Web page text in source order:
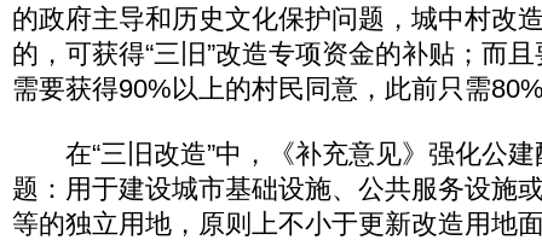
的政府主导和历史文化保护问题，城中村改
的，可获得“三旧”改造专项资金的补贴；而
需要获得90%以上的村民同意，此前只需
在“三旧改造”中，《补充意见》强化公建
题：用于建设城市基础设施、公共服务设施
等的独立用地，原则上不小于更新改造用地